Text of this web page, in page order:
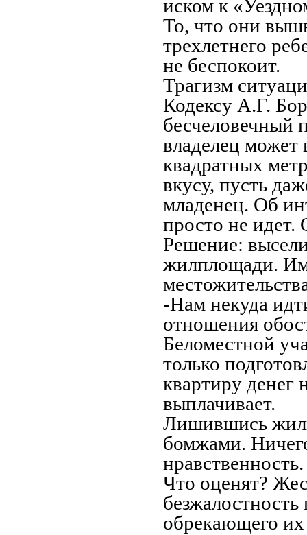
иском к
То, что они
трехлетнего
не беспокоит.
Трагизм
Кодексу А.Г.
бесчеловечный
владелец
квадратных
вкусу, пусть
младенец. Об
просто не идет.
Решение:
жилплощади. Им
-Нам некуда
отношения
Беломестной
только
квартиру денег
выплачивает.
Лишившись
бомжами.
Что оценят?
безжалостность
обрекающего их